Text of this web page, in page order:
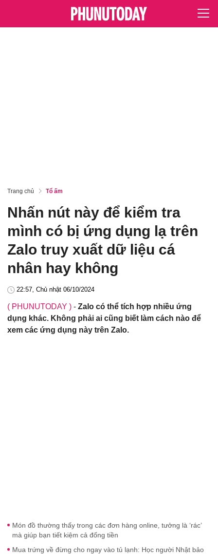
Trang chủ Tổ ấm
Nhấn nút này để kiểm tra
mình có bị ứng dụng lạ trên
Zalo truy xuất dữ liệu cá
nhân hay không
22:57, Chủ nhật 06/10/2024
( PHUNUTODAY ) - Zalo có thể tích hợp nhiều ứng
dụng khác. Không phải ai cũng biết làm cách nào để
xem các ứng dụng này trên Zalo.
Món đồ thường thấy trong các đơn hàng online, tưởng là ‘rác’
mà giúp bạn tiết kiệm cả đống tiền
Mua trứng về đừng cho ngay vào tủ lạnh: Học người Nhật bảo